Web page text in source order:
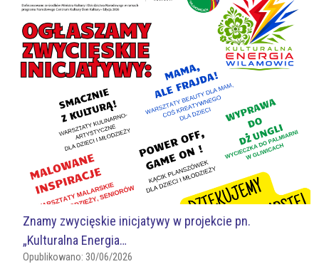
Znamy zwycięskie inicjatywy w projekcie pn.
„Kulturalna Energia…
Opublikowano: 30/06/2026